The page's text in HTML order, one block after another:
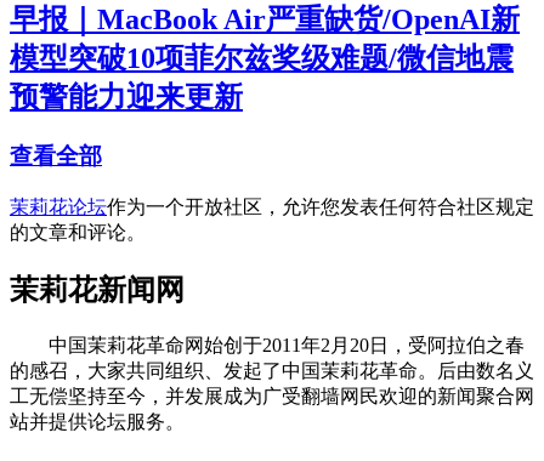
早报｜MacBook Air严重缺货/OpenAI新
模型突破10项菲尔兹奖级难题/微信地震
预警能力迎来更新
查看全部
茉莉花论坛作为一个开放社区，允许您发表任何符合社区规定
的文章和评论。
茉莉花新闻网
中国茉莉花革命网始创于2011年2月20日，受阿拉伯之春
的感召，大家共同组织、发起了中国茉莉花革命。后由数名义
工无偿坚持至今，并发展成为广受翻墙网民欢迎的新闻聚合网
站并提供论坛服务。